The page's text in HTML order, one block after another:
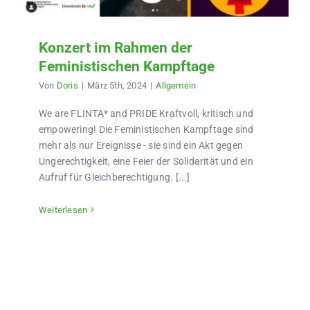
Bündnis
Jugendforum
Konzert im Rahmen der
Feministischen Kampftage
Von Doris | März 5th, 2024 | Allgemein
We are FLINTA* and PRIDE Kraftvoll, kritisch und
empowering! Die Feministischen Kampftage sind
mehr als nur Ereignisse - sie sind ein Akt gegen
Ungerechtigkeit, eine Feier der Solidarität und ein
Aufruf für Gleichberechtigung. [...]
Weiterlesen